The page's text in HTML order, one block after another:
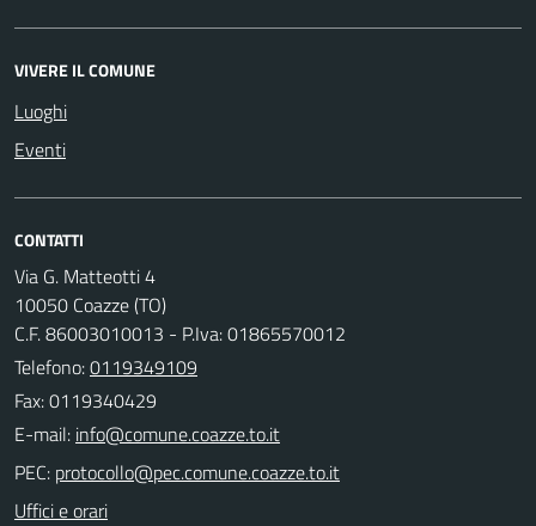
VIVERE IL COMUNE
Luoghi
Eventi
CONTATTI
Via G. Matteotti 4
10050 Coazze (TO)
C.F. 86003010013 - P.Iva: 01865570012
Telefono:0119349109
Fax: 0119340429
E-mail:
PEC:
Uffici e orari